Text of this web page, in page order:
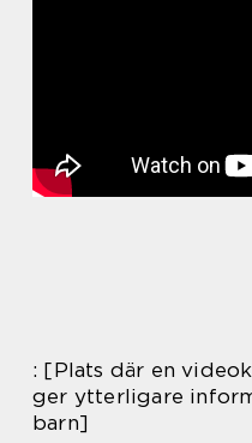
: [Plats där en
ger ytterligare
barn]